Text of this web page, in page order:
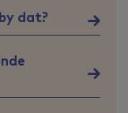
dat?